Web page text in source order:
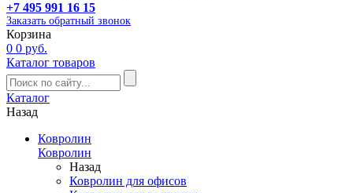
+7 495 991 16 15
Заказать обратный звонок
Корзина
0 0 руб.
Каталог товаров
Каталог
Назад
Ковролин
Ковролин
Назад
Ковролин для офисов